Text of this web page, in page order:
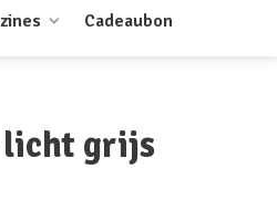
Cadeaubon
licht grijs